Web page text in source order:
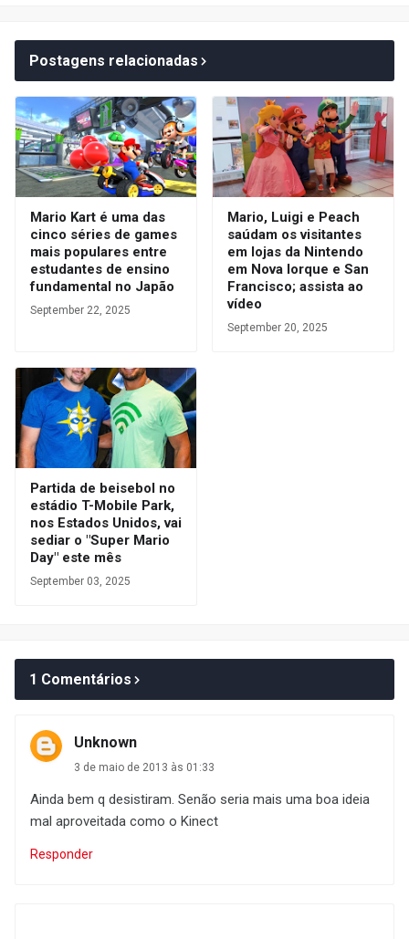
Postagens relacionadas
Mario Kart é uma das
cinco séries de games
mais populares entre
estudantes de ensino
fundamental no Japão
September 22, 2025
Mario, Luigi e Peach
saúdam os visitantes
em lojas da Nintendo
em Nova Iorque e San
Francisco; assista ao
vídeo
September 20, 2025
Partida de beisebol no
estádio T-Mobile Park,
nos Estados Unidos, vai
sediar o "Super Mario
Day" este mês
September 03, 2025
1 Comentários
Unknown
3 de maio de 2013 às 01:33
Ainda bem q desistiram. Senão seria mais uma boa ideia
mal aproveitada como o Kinect
Responder